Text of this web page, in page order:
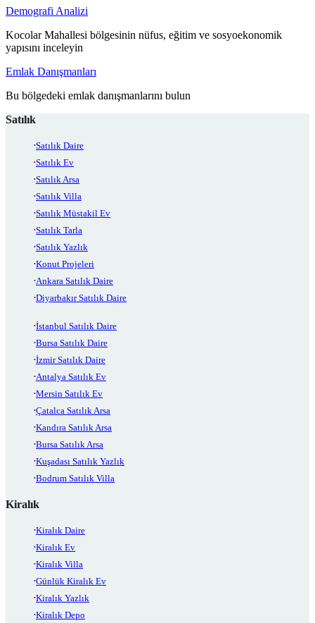
Demografi Analizi
Kocolar Mahallesi bölgesinin nüfus, eğitim ve sosyoekonomik
yapısını inceleyin
Emlak Danışmanları
Bu bölgedeki emlak danışmanlarını bulun
Satılık
Satılık Daire
Satılık Ev
Satılık Arsa
Satılık Villa
Satılık Müstakil Ev
Satılık Tarla
Satılık Yazlık
Konut Projeleri
Ankara Satılık Daire
Diyarbakır Satılık Daire
İstanbul Satılık Daire
Bursa Satılık Daire
İzmir Satılık Daire
Antalya Satılık Ev
Mersin Satılık Ev
Çatalca Satılık Arsa
Kandıra Satılık Arsa
Bursa Satılık Arsa
Kuşadası Satılık Yazlık
Bodrum Satılık Villa
Kiralık
Kiralık Daire
Kiralık Ev
Kiralık Villa
Günlük Kiralık Ev
Kiralık Yazlık
Kiralık Depo